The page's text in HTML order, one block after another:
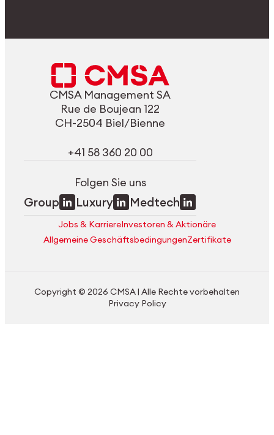
CMSA Management SA
Rue de Boujean 122
CH-2504 Biel/Bienne
+41 58 360 20 00
Folgen Sie uns
Group Luxury Medtech
Jobs & KarriereInvestoren & Aktionäre
Allgemeine GeschäftsbedingungenZertifikate
Copyright © 2026 CMSA | Alle Rechte vorbehalten
Privacy Policy